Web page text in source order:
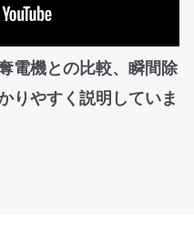
電機との比較、瞬間除
りやすく説明していま